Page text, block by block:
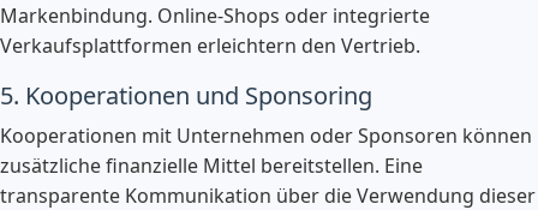
Markenbindung. Online-Shops oder integrierte
Verkaufsplattformen erleichtern den Vertrieb.
5. Kooperationen und Sponsoring
Kooperationen mit Unternehmen oder Sponsoren können
zusätzliche finanzielle Mittel bereitstellen. Eine
transparente Kommunikation über die Verwendung dieser